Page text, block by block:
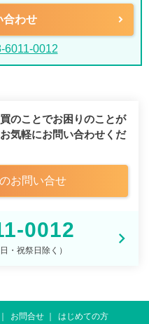
合わせ
6011-0012
のことでお困りのことが
お気軽にお問い合わせくだ
お問い合せ
0012
・祝祭日除く）
お問合せ はじめての方